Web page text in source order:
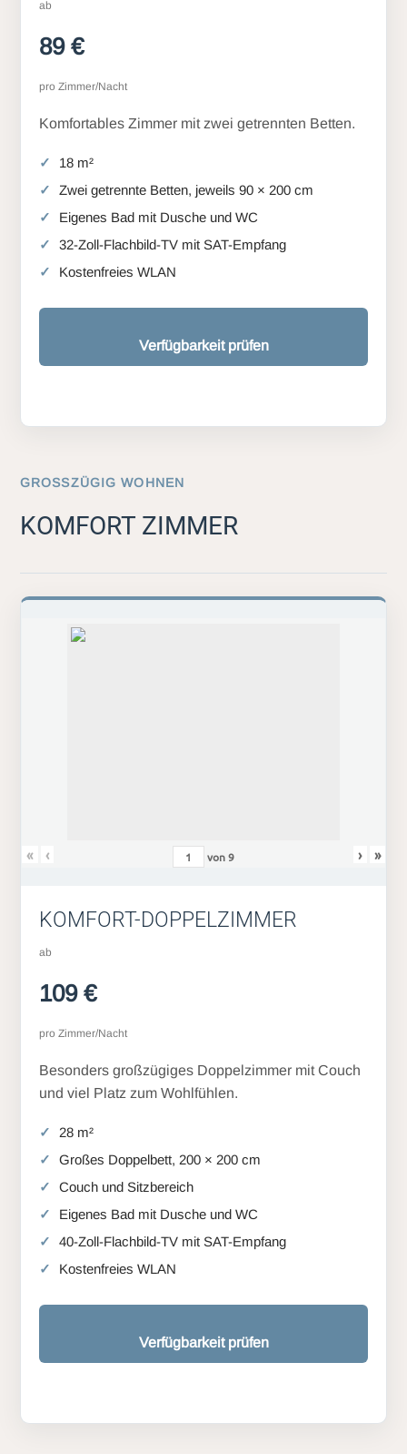
ab
89 €
pro Zimmer/Nacht
Komfortables Zimmer mit zwei getrennten Betten.
18 m²
Zwei getrennte Betten, jeweils 90 × 200 cm
Eigenes Bad mit Dusche und WC
32-Zoll-Flachbild-TV mit SAT-Empfang
Kostenfreies WLAN
Verfügbarkeit prüfen
GROSSZÜGIG WOHNEN
KOMFORT ZIMMER
« ‹ von9 › »
KOMFORT-DOPPELZIMMER
ab
109 €
pro Zimmer/Nacht
Besonders großzügiges Doppelzimmer mit Couch
und viel Platz zum Wohlfühlen.
28 m²
Großes Doppelbett, 200 × 200 cm
Couch und Sitzbereich
Eigenes Bad mit Dusche und WC
40-Zoll-Flachbild-TV mit SAT-Empfang
Kostenfreies WLAN
Verfügbarkeit prüfen